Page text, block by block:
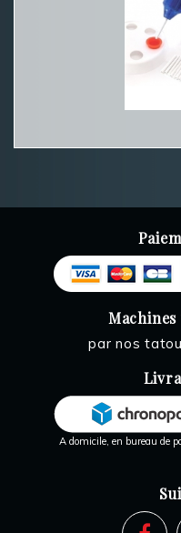
par nos
A domicile, en bureau de